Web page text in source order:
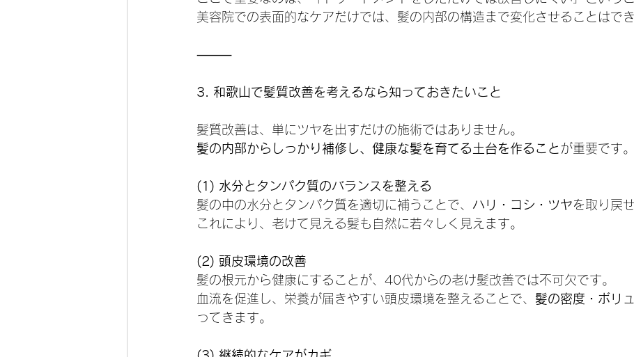
美容院での表面的なケアだけでは、髪の内部の構造まで変化させることはでき
⸻
3. 和歌山で髪質改善を考えるなら知っておきたいこと
髪質改善は、単にツヤを出すだけの施術ではありません。
髪の内部からしっかり補修し、健康な髪を育てる土台を作ること が重要です。
(1) 水分とタンパク質のバランスを整える
髪の中の水分とタンパク質を適切に補うことで、 ハリ・コシ・ツヤを取り戻
これにより、老けて見える髪も自然に若々しく見えます。
(2) 頭皮環境の改善
髪の根元から健康にすることが、40代からの老け髪改善では不可欠です。
血流を促進し、栄養が届きやすい頭皮環境を整えることで、 髪の密度・ボリ
ってきます。